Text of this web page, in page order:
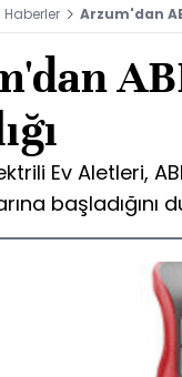
Haberler Arzum'dan
Ev Aletleri,
başladığını